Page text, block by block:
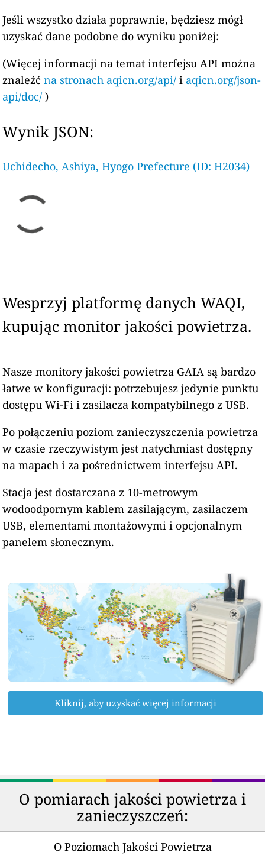
Jeśli wszystko działa poprawnie, będziesz mógł
uzyskać dane podobne do wyniku poniżej:
(Więcej informacji na temat interfejsu API można
znaleźćna stronach aqicn.org/api/ i aqicn.org/json-
api/doc/ )
Wynik JSON:
Uchidecho, Ashiya, Hyogo Prefecture (ID: H2034)
Wesprzyj platformę danych WAQI,
kupując monitor jakości powietrza.
Nasze monitory jakości powietrza GAIA są bardzo
łatwe w konfiguracji: potrzebujesz jedynie punktu
dostępu Wi-Fi i zasilacza kompatybilnego z USB.
Po połączeniu poziom zanieczyszczenia powietrza
w czasie rzeczywistym jest natychmiast dostępny
na mapach i za pośrednictwem interfejsu API.
Stacja jest dostarczana z 10-metrowym
wodoodpornym kablem zasilającym, zasilaczem
USB, elementami montażowymi i opcjonalnym
panelem słonecznym.
Kliknij, aby uzyskać więcej informacji
O pomiarach jakości powietrza i
zanieczyszczeń:
O Poziomach Jakości Powietrza